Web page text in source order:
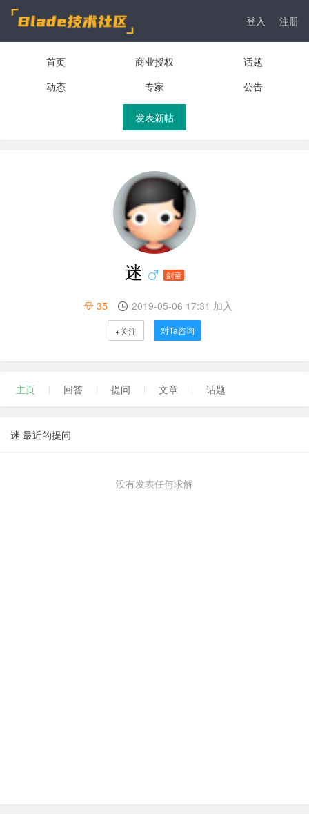
登入 注册
首页 商业授权
话题
动态
专家 公告
发表新帖
迷 剑童
35 2019-05-06 17:31 加入
+关注 对Ta咨询
主页 回答 提问 文章 话题
迷 最近的提问
没有发表任何求解